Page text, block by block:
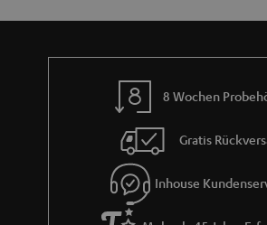
Wireless Stereo") Wiedergabe wird folglich das
ohne Verzögerung und gänzlich ohne Kabel, daher
Ohrhörer wieder. Im Zusammenspiel entsteht
Panaroma bei TWS Kopfhörern.
Welche True Wireless Kopfhörer von
8 Wochen
Gratis
Inhouse